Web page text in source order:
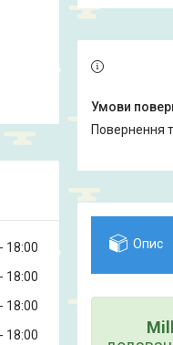
повернення
Опис
18:00
18:00
18:00
18:00